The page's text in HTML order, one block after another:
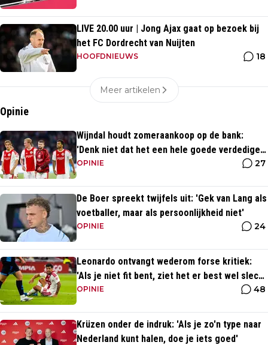
LIVE 20.00 uur | Jong Ajax gaat op bezoek bij
het FC Dordrecht van Nuijten
HOOFDNIEUWS 18
Meer artikelen
Opinie
Wijndal houdt zomeraankoop op de bank:
'Denk niet dat het een hele goede verdediger
is'
OPINIE 27
De Boer spreekt twijfels uit: 'Gek van Lang als
voetballer, maar als persoonlijkheid niet'
OPINIE 24
Leonardo ontvangt wederom forse kritiek:
'Als je niet fit bent, ziet het er best wel slecht
uit'
OPINIE 48
Krüzen onder de indruk: 'Als je zo'n type naar
Nederland kunt halen, doe je iets goed'